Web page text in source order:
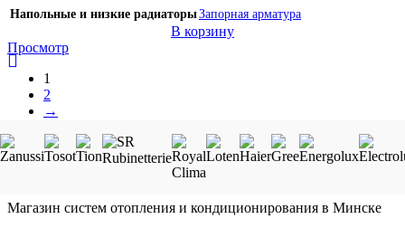
Напольные и низкие радиаторыЗапорная арматура
В корзину
Просмотр
1
2
→
Магазин систем отопления и кондиционирования в Минске